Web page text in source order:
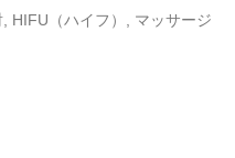
HIFU（ハイフ）, マッサージ